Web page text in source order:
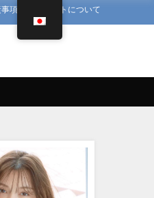
項 当サイトについて
真集PV